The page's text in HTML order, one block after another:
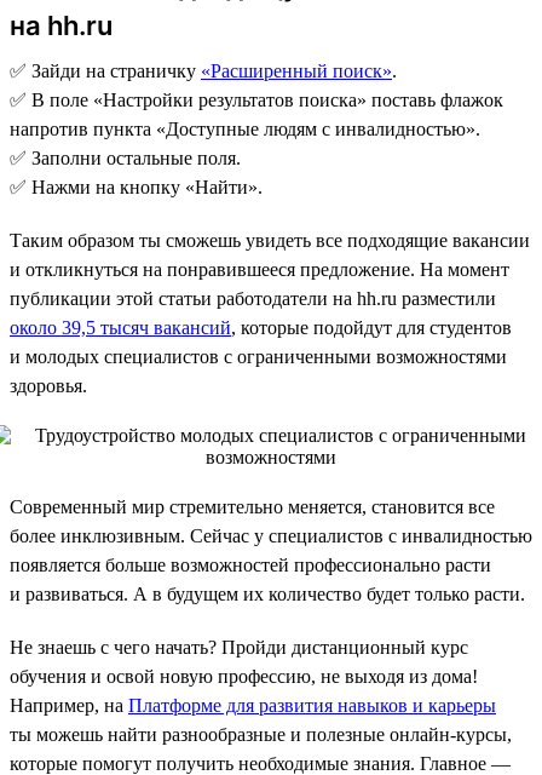
на hh.ru
✅ Зайди на страничку «Расширенный поиск».
✅ В поле «Настройки результатов поиска» поставь флажок
напротив пункта «Доступные людям с инвалидностью».
✅ Заполни остальные поля.
✅ Нажми на кнопку «Найти».
Таким образом ты сможешь увидеть все подходящие вакансии
и откликнуться на понравившееся предложение. На момент
публикации этой статьи работодатели на hh.ru разместили
около 39,5 тысяч вакансий, которые подойдут для студентов
и молодых специалистов с ограниченными возможностями
здоровья.
Современный мир стремительно меняется, становится все
более инклюзивным. Сейчас у специалистов с инвалидностью
появляется больше возможностей профессионально расти
и развиваться. А в будущем их количество будет только расти.
Не знаешь с чего начать? Пройди дистанционный курс
обучения и освой новую профессию, не выходя из дома!
Например, на Платформе для развития навыков и карьеры
ты можешь найти разнообразные и полезные онлайн-курсы,
которые помогут получить необходимые знания. Главное —